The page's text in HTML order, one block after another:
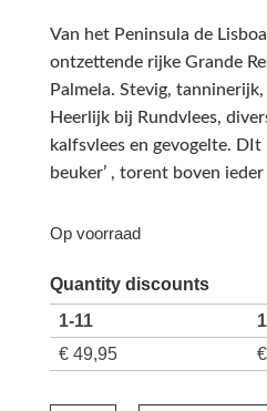
Van het Peninsula de
ontzettende rijke Grande
Palmela. Stevig,
Heerlijk bij Rundvlees,
kalfsvlees en gevogelte. DIt
beuker’ , torent boven
Op voorraad
Quantity discounts
1-11
€49,95 €